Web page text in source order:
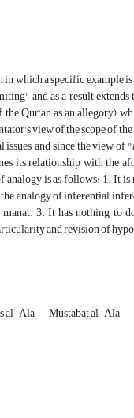
which a specific example
and as a result
Qur'an as an allegory),
view of the scope of
and since the view
its relationship with the
is as follows: 1. It is
analogy of inferential
3. It has nothing to
and revision of
al-Ala Mustabat al-Ala